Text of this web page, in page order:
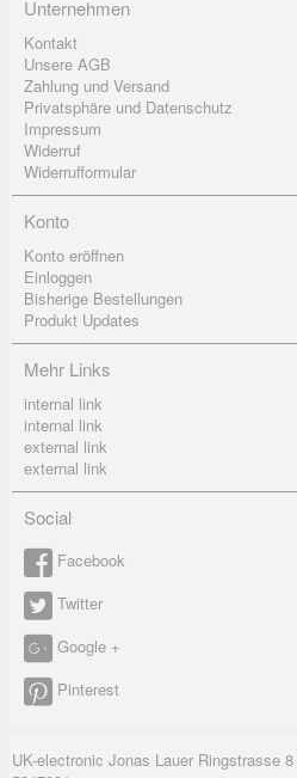
Unternehmen
Kontakt
Unsere AGB
Zahlung und Versand
Privatsphäre und Datenschutz
Impressum
Widerruf
Widerrufformular
Konto
Konto eröffnen
Einloggen
Bisherige Bestellungen
Produkt Updates
Mehr Links
internal link
internal link
external link
external link
Social
Facebook
Twitter
Google +
Pinterest
UK-electronic Jonas Lauer Ringstrasse